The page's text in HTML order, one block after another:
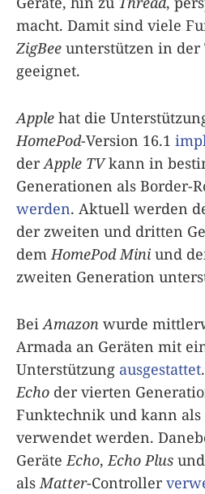
macht. Damit sind viele
ZigBee unterstützen in
geeignet.
Apple hat die
HomePod-Version 16.1
derApple TVkann in
Generationen als Border-
werden. Aktuell werden
der zweiten und dritten
dem HomePod Mini und
zweiten Generation
Bei Amazon wurde
Armada an Geräten mit
Unterstützung ausgestattet
Echo der vierten
Funktechnik und kann als
verwendet werden.
Geräte Echo, Echo Plus
als Matter-Controller